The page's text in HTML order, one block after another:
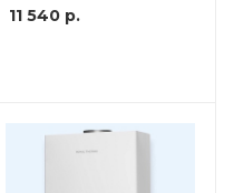
11 540р.